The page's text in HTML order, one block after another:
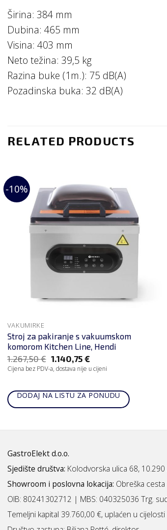
Širina: 384 mm
Dubina: 465 mm
Visina: 403 mm
Neto težina: 39,5 kg
Razina buke (1m.): 75 dB(A)
Pozadinska buka: 32 dB(A)
RELATED PRODUCTS
-10%
VAKUMIRKE
Stroj za pakiranje s vakuumskom
komorom Kitchen Line, Hendi
1.267,50€ 1.140,75€
Cijena bez PDV-a, dostava nije u cijeni
DODAJ NA LISTU ZA PONUDU
GastroElekt d.o.o.
Sjedište društva: Kolodvorska ulica 68, 10.290
Showroom i poslovna lokacija: Obreška
OIB: 80241302712 | MBS: 040325036 Trg.
Temeljni kapital 39.760,00 €, uplaćen u cijelosti